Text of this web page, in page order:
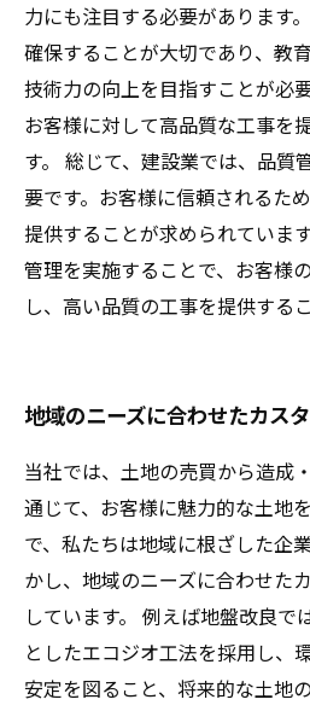
力にも注目する必要があります
確保することが大切であり、教
技術力の向上を目指すことが必
お客様に対して高品質な工事を
す。 総じて、建設業では、品質
要です。お客様に信頼されるた
提供することが求められていま
管理を実施することで、お客様
し、高い品質の工事を提供する
地域のニーズに合わせたカス
当社では、土地の売買から造成
通じて、お客様に魅力的な土地
で、私たちは地域に根ざした企
かし、地域のニーズに合わせた
しています。 例えば地盤改良で
としたエコジオ工法を採用し、
安定を図ること、将来的な土地